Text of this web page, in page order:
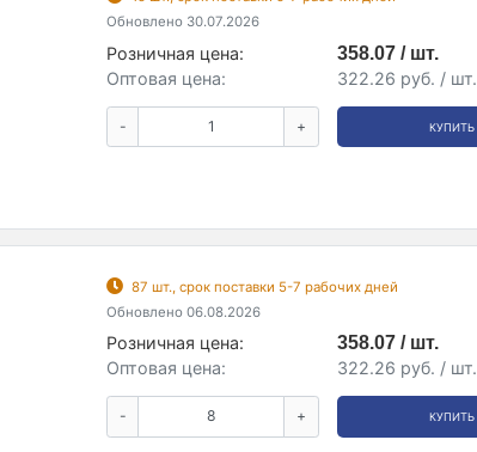
Обновлено 30.07.2026
Розничная цена:
358.07 / шт.
Оптовая цена:
322.26 руб. / шт.
- + КУПИТЬ
87 шт., срок поставки 5-7 рабочих дней
Обновлено 06.08.2026
Розничная цена:
358.07 / шт.
Оптовая цена:
322.26 руб. / шт.
- + КУПИТЬ